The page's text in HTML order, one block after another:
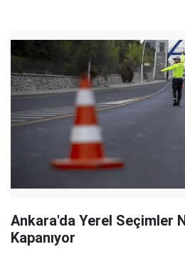
Ankara'da Yerel Seçimler
Kapanıyor